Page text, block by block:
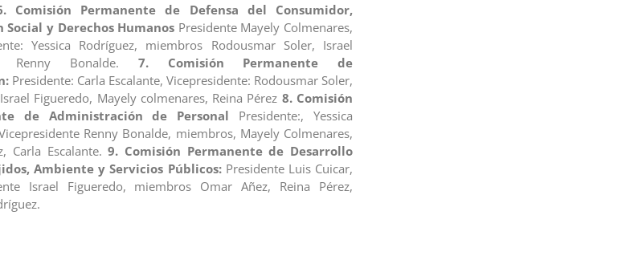
Comisión Permanente de Defensa del Consumidor,
Social y Derechos Humanos Presidente Mayely Colmenares,
Yessica Rodríguez, miembros Rodousmar Soler, Israel
Renny Bonalde. 7. Comisión Permanente de
Presidente: Carla Escalante, Vicepresidente: Rodousmar Soler,
Figueredo, Mayely colmenares, Reina Pérez 8. Comisión
de Administración de Personal Presidente:, Yessica
Renny Bonalde, miembros, Mayely Colmenares,
Carla Escalante.9. Comisión Permanente de Desarrollo
Ambiente y Servicios Públicos:Presidente Luis Cuicar,
Israel Figueredo, miembros Omar Añez, Reina Pérez,